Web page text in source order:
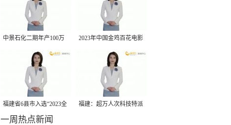
中景石化二期年产100万
吨丙烷脱氢项目建成中交
2023年中国金鸡百花电影
节有福电影巡展31日启动
福建省6县市入选“2023全
国县域发展潜力百强县”
福建：超万人次科技特派
一周热点新闻